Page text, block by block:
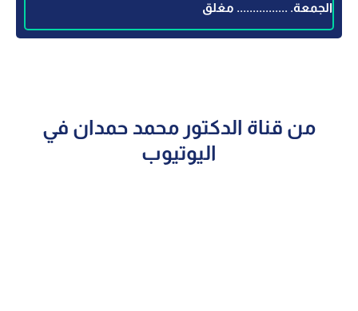
الجمعة. ................ مغلق
من قناة الدكتور محمد حمدان في
اليوتيوب